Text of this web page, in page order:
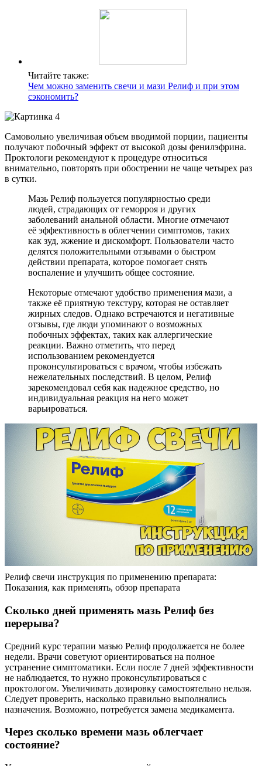
Читайте также:
Чем можно заменить свечи и мази Релиф и при этом
сэкономить?
Самовольно увеличивая объем вводимой порции, пациенты
получают побочный эффект от высокой дозы фенилэфрина.
Проктологи рекомендуют к процедуре относиться
внимательно, повторять при обострении не чаще четырех раз
в сутки.
Мазь Релиф пользуется популярностью среди
людей, страдающих от геморроя и других
заболеваний анальной области. Многие отмечают
её эффективность в облегчении симптомов, таких
как зуд, жжение и дискомфорт. Пользователи часто
делятся положительными отзывами о быстром
действии препарата, которое помогает снять
воспаление и улучшить общее состояние.
Некоторые отмечают удобство применения мази, а
также её приятную текстуру, которая не оставляет
жирных следов. Однако встречаются и негативные
отзывы, где люди упоминают о возможных
побочных эффектах, таких как аллергические
реакции. Важно отметить, что перед
использованием рекомендуется
проконсультироваться с врачом, чтобы избежать
нежелательных последствий. В целом, Релиф
зарекомендовал себя как надежное средство, но
индивидуальная реакция на него может
варьироваться.
Релиф свечи инструкция по применению препарата:
Показания, как применять, обзор препарата
Сколько дней применять мазь Релиф без
перерыва?
Средний курс терапии мазью Релиф продолжается не более
недели. Врачи советуют ориентироваться на полное
устранение симптоматики. Если после 7 дней эффективности
не наблюдается, то нужно проконсультироваться с
проктологом. Увеличивать дозировку самостоятельно нельзя.
Следует проверить, насколько правильно выполнялись
назначения. Возможно, потребуется замена медикамента.
Через сколько времени мазь облегчает
состояние?